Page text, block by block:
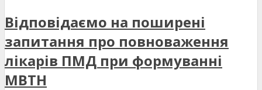
Відповідаємо на поширені
запитання про повноваження
лікарів ПМД при формуванні
МВТН